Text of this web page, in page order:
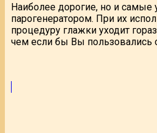
Наиболее дорогие, но и
парогенератором. При их
процедуру глажки уходит
чем если бы Вы